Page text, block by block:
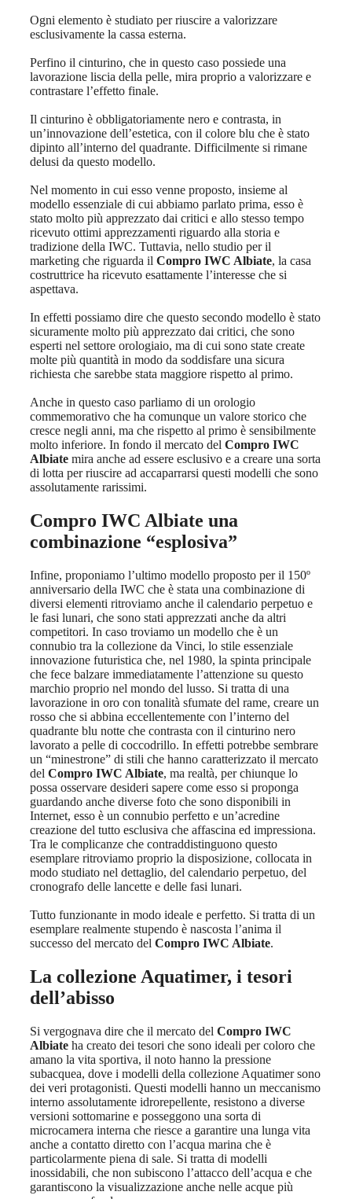
Ogni elemento è studiato per riuscire a valorizzare
esclusivamente la cassa esterna.
Perfino il cinturino, che in questo caso possiede una
lavorazione liscia della pelle, mira proprio a valorizzare e
contrastare l’effetto finale.
Il cinturino è obbligatoriamente nero e contrasta, in
un’innovazione dell’estetica, con il colore blu che è stato
dipinto all’interno del quadrante. Difficilmente si rimane
delusi da questo modello.
Nel momento in cui esso venne proposto, insieme al
modello essenziale di cui abbiamo parlato prima, esso è
stato molto più apprezzato dai critici e allo stesso tempo
ricevuto ottimi apprezzamenti riguardo alla storia e
tradizione della IWC. Tuttavia, nello studio per il
marketing che riguarda il Compro IWC Albiate, la casa
costruttrice ha ricevuto esattamente l’interesse che si
aspettava.
In effetti possiamo dire che questo secondo modello è stato
sicuramente molto più apprezzato dai critici, che sono
esperti nel settore orologiaio, ma di cui sono state create
molte più quantità in modo da soddisfare una sicura
richiesta che sarebbe stata maggiore rispetto al primo.
Anche in questo caso parliamo di un orologio
commemorativo che ha comunque un valore storico che
cresce negli anni, ma che rispetto al primo è sensibilmente
molto inferiore. In fondo il mercato del Compro IWC
Albiate mira anche ad essere esclusivo e a creare una sorta
di lotta per riuscire ad accaparrarsi questi modelli che sono
assolutamente rarissimi.
Compro IWC Albiate una
combinazione “esplosiva”
Infine, proponiamo l’ultimo modello proposto per il 150º
anniversario della IWC che è stata una combinazione di
diversi elementi ritroviamo anche il calendario perpetuo e
le fasi lunari, che sono stati apprezzati anche da altri
competitori. In caso troviamo un modello che è un
connubio tra la collezione da Vinci, lo stile essenziale
innovazione futuristica che, nel 1980, la spinta principale
che fece balzare immediatamente l’attenzione su questo
marchio proprio nel mondo del lusso. Si tratta di una
lavorazione in oro con tonalità sfumate del rame, creare un
rosso che si abbina eccellentemente con l’interno del
quadrante blu notte che contrasta con il cinturino nero
lavorato a pelle di coccodrillo. In effetti potrebbe sembrare
un “minestrone” di stili che hanno caratterizzato il mercato
del Compro IWC Albiate, ma realtà, per chiunque lo
possa osservare desideri sapere come esso si proponga
guardando anche diverse foto che sono disponibili in
Internet, esso è un connubio perfetto e un’acredine
creazione del tutto esclusiva che affascina ed impressiona.
Tra le complicanze che contraddistinguono questo
esemplare ritroviamo proprio la disposizione, collocata in
modo studiato nel dettaglio, del calendario perpetuo, del
cronografo delle lancette e delle fasi lunari.
Tutto funzionante in modo ideale e perfetto. Si tratta di un
esemplare realmente stupendo è nascosta l’anima il
successo del mercato del Compro IWC Albiate.
La collezione Aquatimer, i tesori
dell’abisso
Si vergognava dire che il mercato del Compro IWC
Albiate ha creato dei tesori che sono ideali per coloro che
amano la vita sportiva, il noto hanno la pressione
subacquea, dove i modelli della collezione Aquatimer sono
dei veri protagonisti. Questi modelli hanno un meccanismo
interno assolutamente idrorepellente, resistono a diverse
versioni sottomarine e posseggono una sorta di
microcamera interna che riesce a garantire una lunga vita
anche a contatto diretto con l’acqua marina che è
particolarmente piena di sale. Si tratta di modelli
inossidabili, che non subiscono l’attacco dell’acqua e che
garantiscono la visualizzazione anche nelle acque più